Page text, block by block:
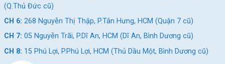
(Q.Thủ Đức cũ)
CH 6: 268 Nguyễn Thị Thập, P.Tân Hưng, HCM (Quận 7 cũ)
CH 7: 05 Nguyễn Trãi, P.Dĩ An, HCM (Dĩ An, Bình Dương cũ)
CH 8: 15 Phú Lợi, P.Phú Lợi, HCM (Thủ Dầu Một, Bình Dương cũ)